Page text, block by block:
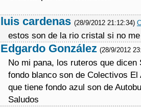
luis cardenas (28/9/2012 21:12:34)
estos son de la rio cristal si no
Edgardo González (28/9/2012
No mi pana, los ruteros que
fondo blanco son de Colectivos
que tiene fondo azul son de
Saludos